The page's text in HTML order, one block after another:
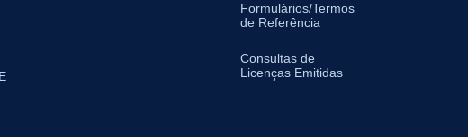
Formulários/Termos
de Referência
Consultas de
Licenças Emitidas